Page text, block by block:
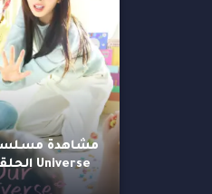
Universe الحلقة 11 مترجمة